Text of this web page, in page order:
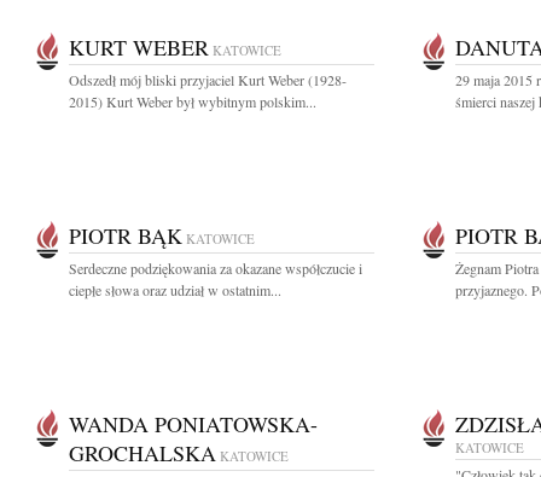
KURT WEBER KATOWICE
Odszedł mój bliski przyjaciel Kurt Weber (1928-
2015) Kurt Weber był wybitnym polskim...
29 maja 2015
śmierci naszej
PIOTR BĄK KATOWICE
Serdeczne podziękowania za okazane współczucie i
ciepłe słowa oraz udział w ostatnim...
PIOTR
Żegnam
przyjaznego.
WANDA PONIATOWSKA-
GROCHALSKA KATOWICE KATOWICE